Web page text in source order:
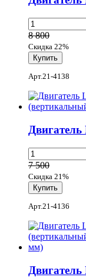
8 800
Скидка 22%
Арт.21-4138
7 500
Скидка 21%
Арт.21-4136